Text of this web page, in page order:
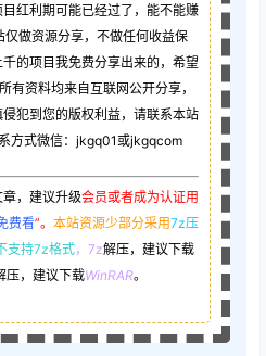
红利期可能已经过了，能不能赚
做资源分享，不做任何收益保
的项目我免费分享出来的，希望
有资料均来自互联网公开分享，
犯到您的版权利益，请联系本站
方式微信：jkgq01或jkgqcom
章，建议升级会员或者成为认证用
费看”。 本站资源少部分采用7z压
支持7z格式，7z解压，建议下载
压，建议下载WinRAR。